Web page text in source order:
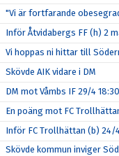
"Vi är fortfarande
Inför Åtvidabergs FF (h) 2
Vi hoppas ni hittar till
Skövde AIK vidare i DM
DM mot Våmbs IF 29/4 18:30
En poäng mot FC
Inför FC Trollhättan (b) 24/
Skövde kommun inviger